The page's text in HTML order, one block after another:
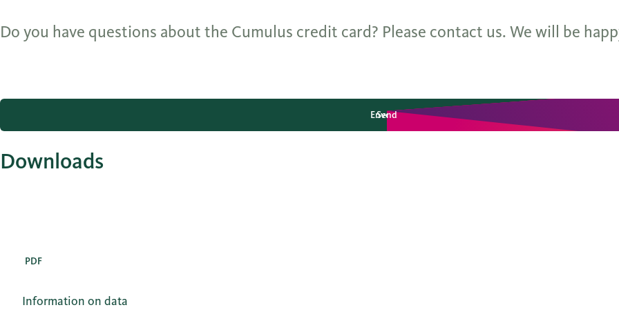
Do you have questions about the Cumulus credit card? Please contact us. We will be
Envoyer
Send
Downloads
PDF
Information on data